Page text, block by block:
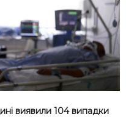
виявили 104 випадки